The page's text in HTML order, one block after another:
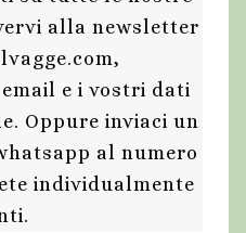
alla newsletter
e i vostri dati
Oppure inviaci un
al numero
individualmente